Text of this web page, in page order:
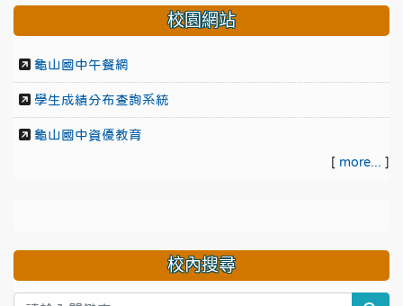
校園網站
龜山國中午餐網
學生成績分布查詢系統
龜山國中資優教育
[ more... ]
校內搜尋